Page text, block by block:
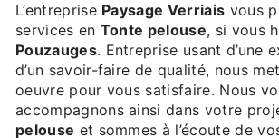
L’entreprise Paysage Verriais vous
services en Tonte pelouse, si vous
Pouzauges. Entreprise usant d’une
d’un savoir-faire de qualité, nous
oeuvre pour vous satisfaire. Nous
accompagnons ainsi dans votre
pelouse et sommes à l’écoute de